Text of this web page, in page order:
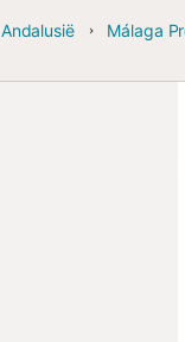
Andalusië Málaga